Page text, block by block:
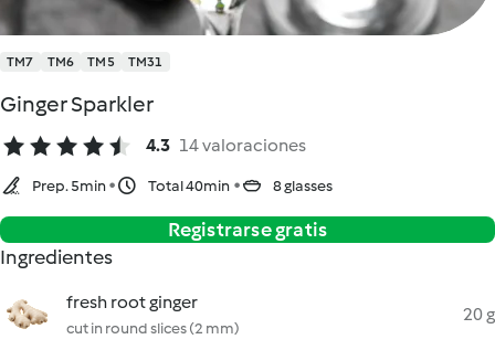
TM7 TM6 TM5 TM31
Ginger Sparkler
4.3 14 valoraciones
Prep. 5min Total 40min 8 glasses
Registrarse gratis
Ingredientes
fresh root ginger
cut in round slices (2 mm)
20 g